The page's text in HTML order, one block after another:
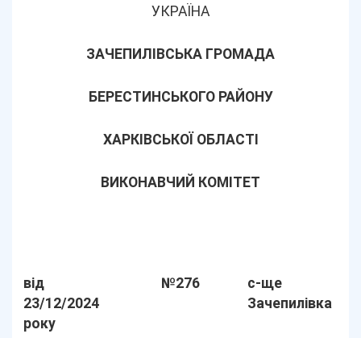
УКРАЇНА
ЗАЧЕПИЛІВСЬКА ГРОМАДА
БЕРЕСТИНСЬКОГО РАЙОНУ
ХАРКІВСЬКОЇ ОБЛАСТІ
ВИКОНАВЧИЙ КОМІТЕТ
від
23/12/2024
року
№276
с-ще
Зачепилівка